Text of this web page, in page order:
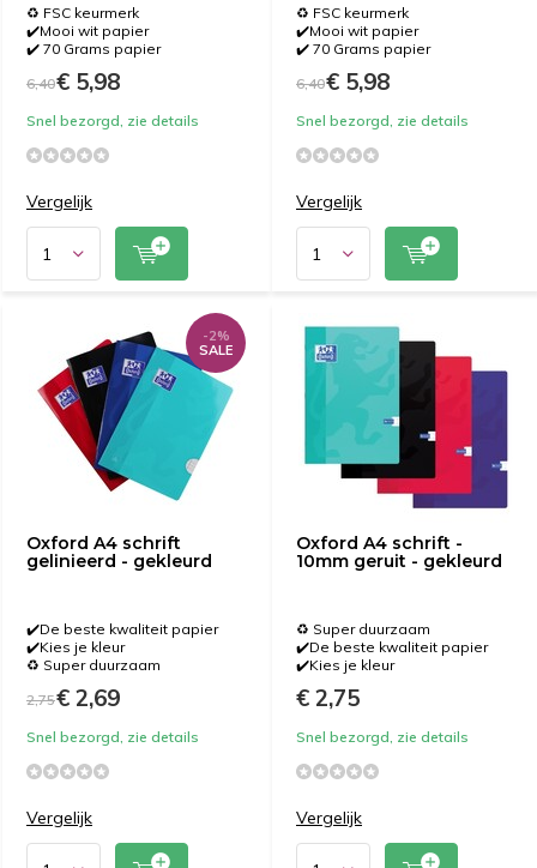
♻️ FSC keurmerk
✔️Mooi wit papier
✔️ 70 Grams papier
6,40€ 5,98
Snel bezorgd, zie details
Vergelijk
♻️ FSC keurmerk
✔️Mooi wit papier
✔️ 70 Grams papier
6,40€ 5,98
Snel bezorgd, zie details
Vergelijk
Oxford A4 schrift
gelinieerd - gekleurd
-2%
SALE
✔️De beste kwaliteit papier
✔️Kies je kleur
♻️ Super duurzaam
2,75€ 2,69
Snel bezorgd, zie details
Vergelijk
Oxford A4 schrift -
10mm geruit - gekleurd
♻️ Super duurzaam
✔️De beste kwaliteit papier
✔️Kies je kleur
€ 2,75
Snel bezorgd, zie details
Vergelijk